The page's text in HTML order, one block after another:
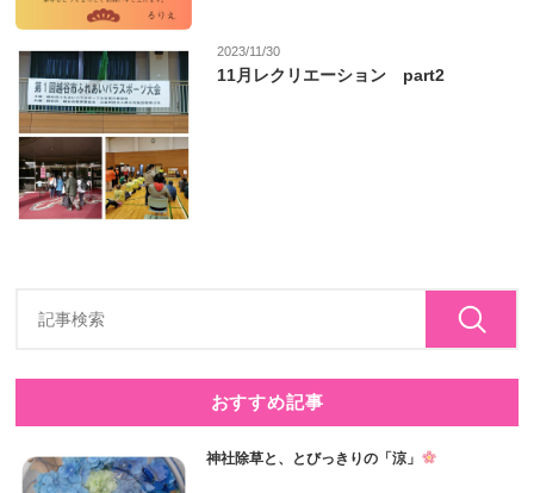
2023/11/30
11月レクリエーション part2
おすすめ記事
神社除草と、とびっきりの「涼」